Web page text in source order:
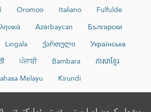
Fulfulde
Italiano
Oromoo
Български
Azərbaycan
Українська
ქართული
Lingala
ភាសាខ្មែរ
Bambara
ਪੰਜਾਬੀ
Kirundi
Melayu